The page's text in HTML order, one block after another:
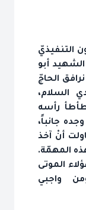
التنفيذيّ
أبو
الحاجّ
السلام،
رأسه
جانباً،
أنْ آخذ
المهمّة.
الموتى
واجبي